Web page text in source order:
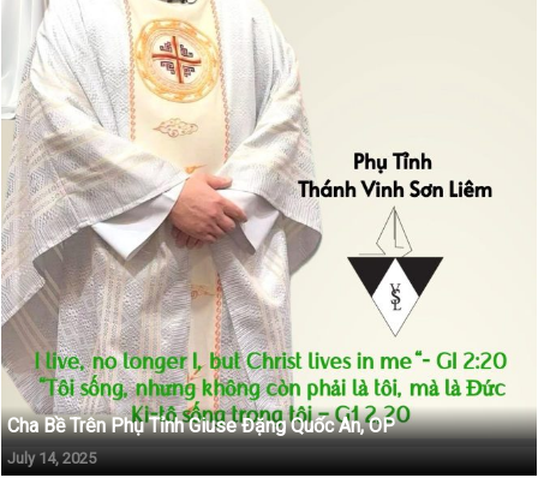
Cha Bề Trên Phụ Tỉnh Giuse Đặng Quốc An, OP
July 14, 2025